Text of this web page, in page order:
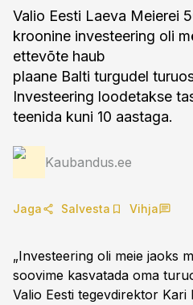
Valio Eesti Laeva Meierei
kroonine investeering oli
ettevõte haub
plaane Balti turgudel
Investeering loodetakse
teenida kuni 10 aastaga.
Kaubandus.ee
Jaga Salvesta Vihja
„Investeering oli meie jaoks
soovime kasvatada oma
Valio Eesti tegevdirektor